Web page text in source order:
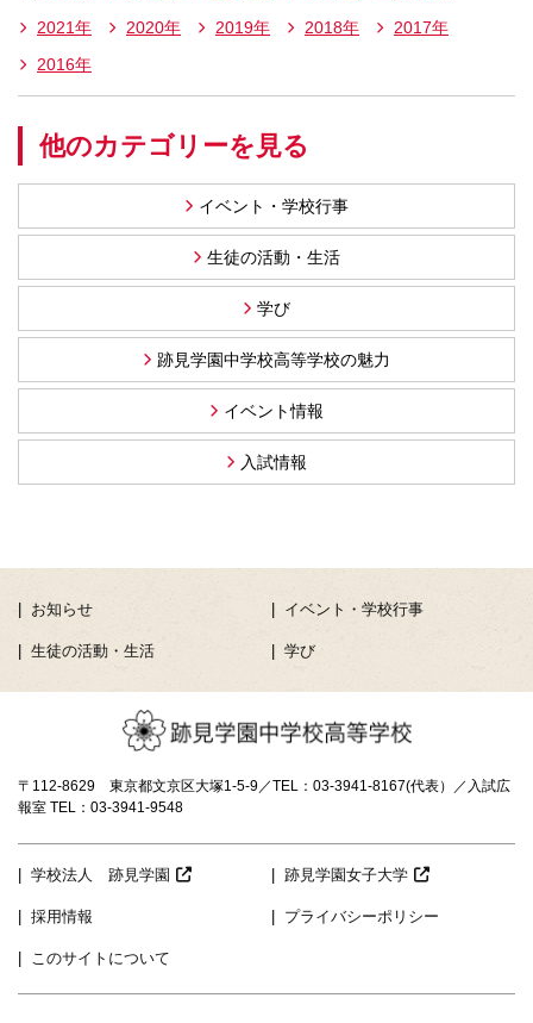
2021年
2020年 2019年 2018年
2017年
2016年
他のカテゴリーを見る
イベント・学校行事
生徒の活動・生活
学び
跡見学園中学校高等学校の魅力
イベント情報
入試情報
お知らせ イベント・学校行事
生徒の活動・生活 学び
〒112-8629 東京都文京区大塚1-5-9／TEL：03-3941-8167(代表）／入試広
報室 TEL：03-3941-9548
学校法人 跡見学園 跡見学園女子大学
採用情報 プライバシーポリシー
このサイトについて